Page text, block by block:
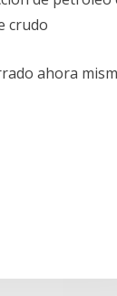
crudo
ahora